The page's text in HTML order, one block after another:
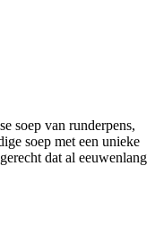
soep van runderpens,
soep met een unieke
dat al eeuwenlang